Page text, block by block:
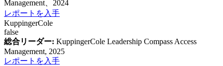
Management、2024
レポートを入手
KuppingerCole
false
総合リーダー: KuppingerCole Leadership Compass Access
Management, 2025
レポートを入手